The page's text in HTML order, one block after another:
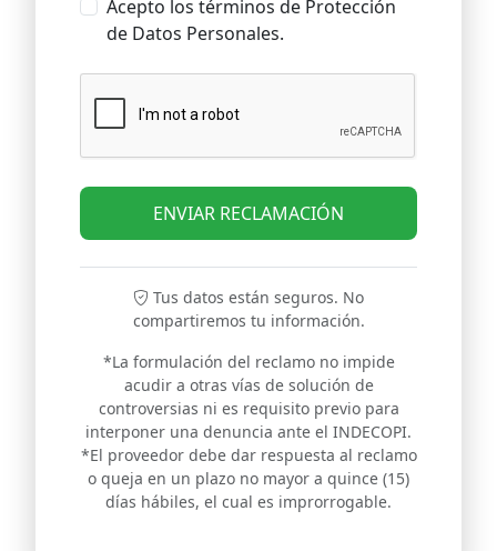
Acepto los términos de Protección
de Datos Personales.
ENVIAR RECLAMACIÓN
Tus datos están seguros. No
compartiremos tu información.
*La formulación del reclamo no impide
acudir a otras vías de solución de
controversias ni es requisito previo para
interponer una denuncia ante el INDECOPI.
*El proveedor debe dar respuesta al reclamo
o queja en un plazo no mayor a quince (15)
días hábiles, el cual es improrrogable.